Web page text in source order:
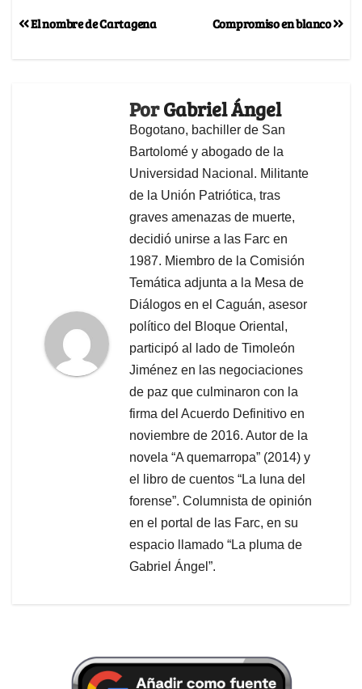
Compromiso en blanco
El nombre de Cartagena
PorGabriel Ángel
Bogotano, bachiller de San
Bartolomé y abogado de la
Universidad Nacional. Militante
de la Unión Patriótica, tras
graves amenazas de muerte,
decidió unirse a las Farc en
1987. Miembro de la Comisión
Temática adjunta a la Mesa de
Diálogos en el Caguán, asesor
político del Bloque Oriental,
participó al lado de Timoleón
Jiménez en las negociaciones
de paz que culminaron con la
firma del Acuerdo Definitivo en
noviembre de 2016. Autor de la
novela “A quemarropa” (2014) y
el libro de cuentos “La luna del
forense”. Columnista de opinión
en el portal de las Farc, en su
espacio llamado “La pluma de
Gabriel Ángel”.